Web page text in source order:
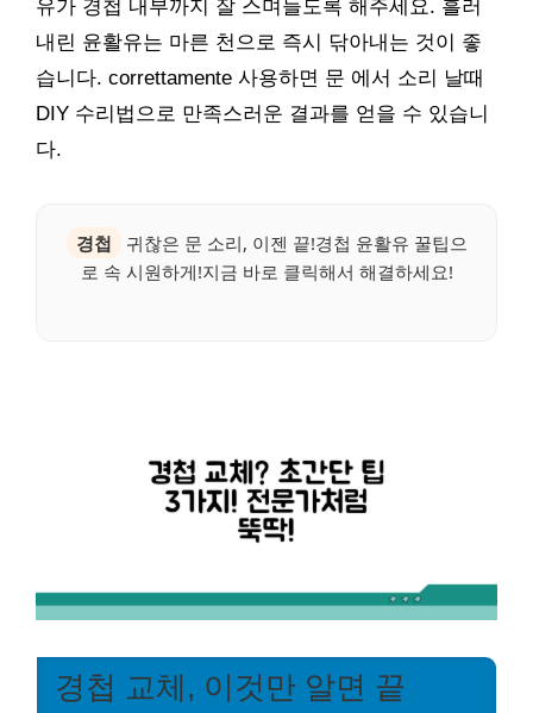
유가 경첩 내부까지 잘 스며들도록 해주세요. 흘러
내린 윤활유는 마른 천으로 즉시 닦아내는 것이 좋
습니다. correttamente 사용하면 문 에서 소리 날때
DIY 수리법으로 만족스러운 결과를 얻을 수 있습니
다.
경첩
귀찮은 문 소리, 이젠 끝!경첩 윤활유 꿀팁으
로 속 시원하게!지금 바로 클릭해서 해결하세요!
경첩 교체, 이것만 알면 끝